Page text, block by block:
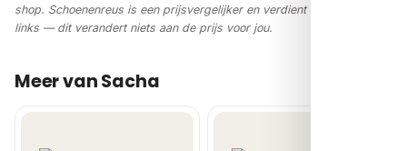
shop. Schoenenreus is een prijsvergelijker en verdient via affiliate-
links — dit verandert niets aan de prijs voor jou.
Meer van Sacha